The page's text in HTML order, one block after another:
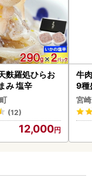
麩羅処ひらお
み 塩辛
(12)
12,000
牛
9種
-
シ!!
宮